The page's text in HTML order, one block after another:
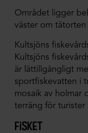
Området ligger
väster om tätorten
Kultsjöns
Kultsjöns
är lättillgängligt
sportfiskevatten i
mosaik av holmar
terräng för turister
fisket